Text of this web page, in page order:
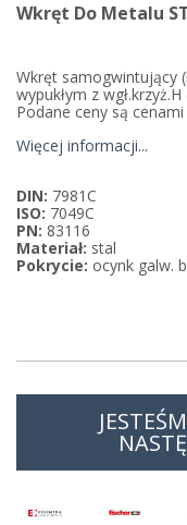
Wkręt Do Metalu
Wkręt samogwintujący
wypukłym z
Podane ceny są
Więcej informacji...
DIN: 7981C
ISO: 7049C
PN: 83116
Materiał: stal
Pokrycie: ocynk galw.